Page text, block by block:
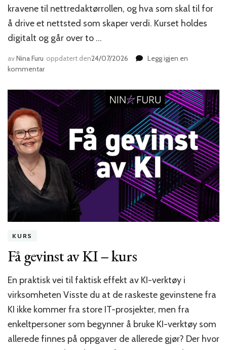
kravene til nettredaktørrollen, og hva som skal til for
å drive et nettsted som skaper verdi. Kurset holdes
digitalt og går over to …
avNina Furu oppdatert den24/07/2026
Legg igjen en
kommentartil
nye
nettredaktøren
–
kurs
KURS
Få gevinst av KI – kurs
En praktisk vei til faktisk effekt av KI-verktøy i
virksomheten Visste du at de raskeste gevinstene fra
KI ikke kommer fra store IT-prosjekter, men fra
enkeltpersoner som begynner å bruke KI-verktøy som
allerede finnes på oppgaver de allerede gjør? Der hvor